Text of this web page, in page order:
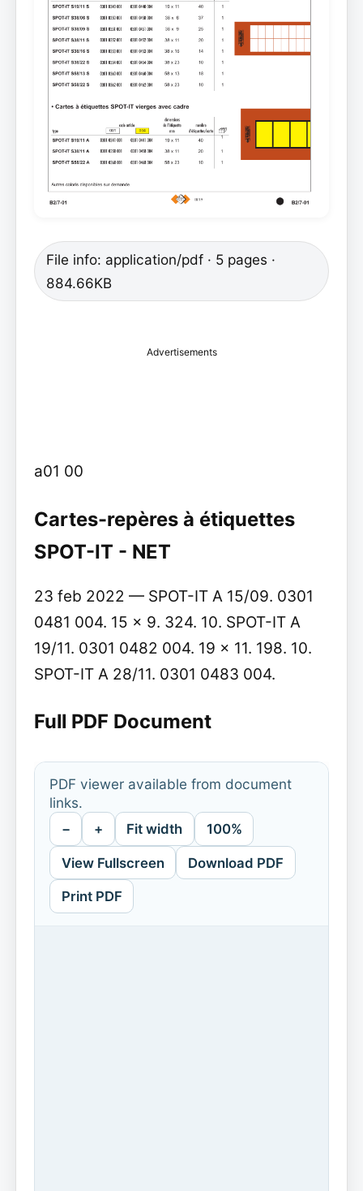
File info: application/pdf · 5 pages ·
884.66KB
Advertisements
a01 00
Cartes-repères à étiquettes
SPOT-IT - NET
23 feb 2022 — SPOT-IT A 15/09. 0301
0481 004. 15 x 9. 324. 10. SPOT-IT A
19/11. 0301 0482 004. 19 x 11. 198. 10.
SPOT-IT A 28/11. 0301 0483 004.
Full PDF Document
PDF viewer available from document
links.
− + Fit width 100%
View Fullscreen Download PDF
Print PDF